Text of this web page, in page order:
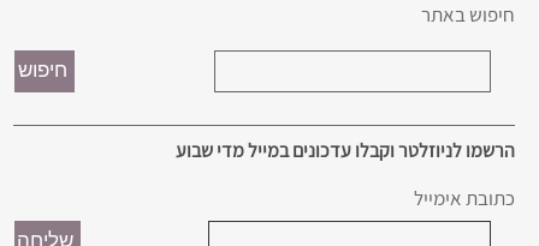
חיפוש באתר
הרשמו לניוזלטר וקבלו עדכונים במייל מדי שבוע
כתובת אימייל